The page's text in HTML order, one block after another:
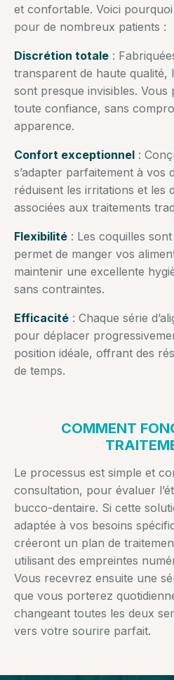
et confortable. Voici
pour de nombreux patients :
Discrétion totale :
transparent de haute qualité,
sont presque invisibles.
toute confiance, sans
apparence.
Confort exceptionnel :
s’adapter parfaitement à vos
réduisent les irritations et les
associées aux traitements
Flexibilité : Les coquilles
permet de manger vos
maintenir une excellente
sans contraintes.
Efficacité : Chaque série
pour déplacer
position idéale, offrant des
de temps.
COMMENT
Le processus est simple et
consultation, pour évaluer
bucco-dentaire. Si cette
adaptée à vos besoins
créeront un plan de
utilisant des empreintes
Vous recevrez ensuite une
que vous porterez
changeant toutes les deux
vers votre sourire parfait.